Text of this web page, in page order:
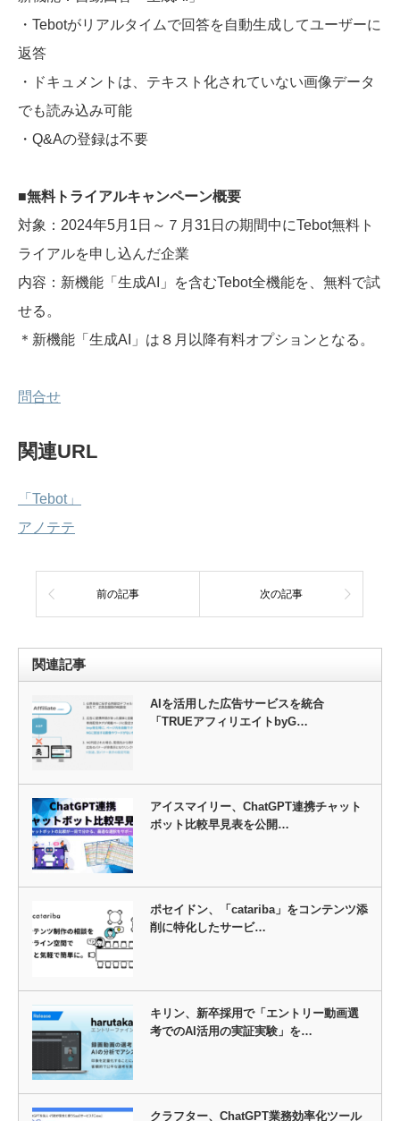
・Tebotがリアルタイムで回答を自動生成してユーザーに
返答
・ドキュメントは、テキスト化されていない画像データ
でも読み込み可能
・Q&Aの登録は不要
■無料トライアルキャンペーン概要
対象：2024年5月1日～７月31日の期間中にTebot無料ト
ライアルを申し込んだ企業
内容：新機能「生成AI」を含むTebot全機能を、無料で試
せる。
＊新機能「生成AI」は８月以降有料オプションとなる。
問合せ
関連URL
「Tebot」
アノテテ
前の記事 次の記事
関連記事
AIを活用した広告サービスを統合
「TRUEアフィリエイトbyG…
アイスマイリー、ChatGPT連携チャット
ボット比較早見表を公開…
ポセイドン、「catariba」をコンテンツ添
削に特化したサービ…
キリン、新卒採用で「エントリー動画選
考でのAI活用の実証実験」を…
クラフター、ChatGPT業務効率化ツール